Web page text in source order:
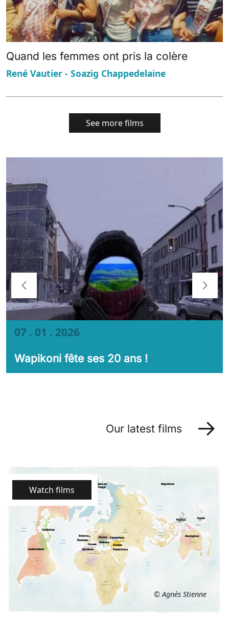
Quand les femmes ont pris la colère
René Vautier - Soazig Chappedelaine
See more films
07 . 01 . 2026
Wapikoni fête ses 20 ans !
Our latest films
Watch films
© Agnès Stienne